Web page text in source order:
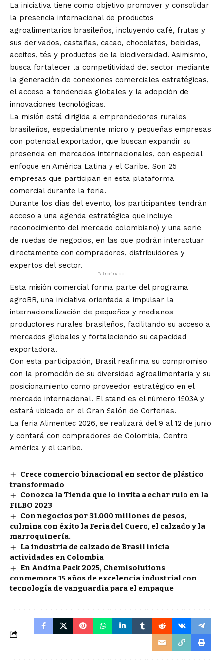
La iniciativa tiene como objetivo promover y consolidar
la presencia internacional de productos
agroalimentarios brasileños, incluyendo café, frutas y
sus derivados, castañas, cacao, chocolates, bebidas,
aceites, tés y productos de la biodiversidad. Asimismo,
busca fortalecer la competitividad del sector mediante
la generación de conexiones comerciales estratégicas,
el acceso a tendencias globales y la adopción de
innovaciones tecnológicas.
La misión está dirigida a emprendedores rurales
brasileños, especialmente micro y pequeñas empresas
con potencial exportador, que buscan expandir su
presencia en mercados internacionales, con especial
enfoque en América Latina y el Caribe. Son 25
empresas que participan en esta plataforma
comercial durante la feria.
Durante los días del evento, los participantes tendrán
acceso a una agenda estratégica que incluye
reconocimiento del mercado colombiano) y una serie
de ruedas de negocios, en las que podrán interactuar
directamente con compradores, distribuidores y
expertos del sector.
- Patrocinado -
Esta misión comercial forma parte del programa
agroBR, una iniciativa orientada a impulsar la
internacionalización de pequeños y medianos
productores rurales brasileños, facilitando su acceso a
mercados globales y fortaleciendo su capacidad
exportadora.
Con esta participación, Brasil reafirma su compromiso
con la promoción de su diversidad agroalimentaria y su
posicionamiento como proveedor estratégico en el
mercado internacional. El stand es el número 1503A y
estará ubicado en el Gran Salón de Corferias.
La feria Alimentec 2026, se realizará del 9 al 12 de junio
y contará con compradores de Colombia, Centro
América y el Caribe.
Crece comercio binacional en sector de plástico
transformado
Conozca la Tienda que lo invita a echar rulo en la
FILBO 2023
Con negocios por 31.000 millones de pesos,
culmina con éxito la Feria del Cuero, el calzado y la
marroquinería.
La industria de calzado de Brasil inicia
actividades en Colombia
En Andina Pack 2025, Chemisolutions
conmemora 15 años de excelencia industrial con
tecnología de vanguardia para el empaque